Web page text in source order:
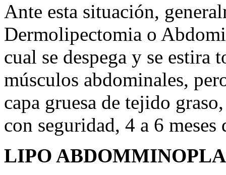
Ante esta situación,
Dermolipectomia o
cual se despega y se estira
músculos abdominales,
capa gruesa de tejido
con seguridad, 4 a 6
LIPO